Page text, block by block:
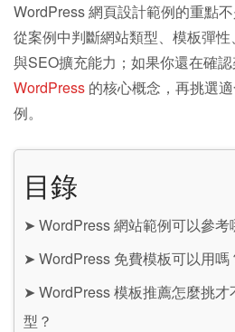
WordPress 網頁設計範例的重點
從案例中判斷網站類型、模板彈
與SEO擴充能力；如果你還在確
WordPress 的核心概念，再挑選
例。
目錄
➤ WordPress 網站範例可以參考
➤ WordPress 免費模板可以用嗎
➤ WordPress 模板推薦怎麼挑
型？